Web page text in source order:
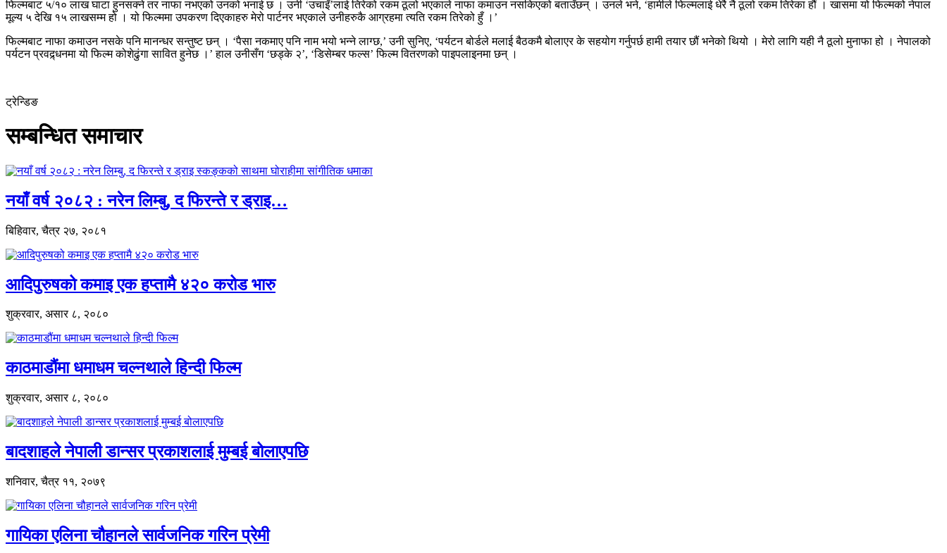
फिल्मबाट ५/१० लाख घाटा हुनसक्ने तर नाफा नभएको उनको भनाई छ । उनी ‘उचाइँ’लाई तिरेको रकम ठूलो भएकाले नाफा कमाउन नसकिएको बताउँछन् । उनले भने, ‘हामीले फिल्मलाई धेरै नै ठूलो रकम तिरेका हौं । खासमा यो फिल्मको नेपाल
मूल्य ५ देखि १५ लाखसम्म हो । यो फिल्ममा उपकरण दिएकाहरु मेरो पार्टनर भएकाले उनीहरुकै आग्रहमा त्यति रकम तिरेको हुँ ।’
फिल्मबाट नाफा कमाउन नसके पनि मानन्धर सन्तुष्ट छन् । ‘पैसा नकमाए पनि नाम भयो भन्ने लाग्छ,’ उनी सुनिए, ‘पर्यटन बोर्डले मलाई बैठकमै बोलाएर के सहयोग गर्नुपर्छ हामी तयार छौं भनेको थियो । मेरो लागि यही नै ठूलो मुनाफा हो । नेपालको
पर्यटन प्रवद्र्धनमा यो फिल्म कोशेढुंगा सावित हुनेछ ।’ हाल उनीसँग ‘छड्के २’, ‘डिसेम्बर फल्स’ फिल्म वितरणको पाइपलाइनमा छन् ।
ट्रेन्डिङ
सम्बन्धित समाचार
नयाँ वर्ष २०८२ : नरेन लिम्बु, द फिरन्ते र ड्राइ…
बिहिवार, चैत्र २७, २०८१
आदिपुरुषको कमाइ एक हप्तामै ४२० करोड भारु
शुक्रवार, असार ८, २०८०
काठमाडौंमा धमाधम चल्नथाले हिन्दी फिल्म
शुक्रवार, असार ८, २०८०
बादशाहले नेपाली डान्सर प्रकाशलाई मुम्बई बोलाएपछि
शनिवार, चैत्र ११, २०७९
गायिका एलिना चौहानले सार्वजनिक गरिन प्रेमी